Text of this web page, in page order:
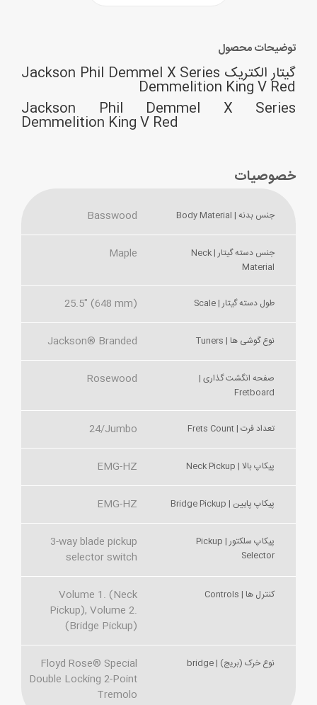
توضیحات محصول
گیتار الکتریک Jackson Phil Demmel X Series
Demmelition King V Red
Jackson Phil Demmel X Series
Demmelition King V Red
خصوصیات
جنس بدنه | Body Material Basswood
جنس دسته گیتار | Neck
Material
Maple
طول دسته گیتار | Scale 25.5" (648 mm)
نوع گوشی ها | Tuners Jackson® Branded
صفحه انگشت گذاری |
Fretboard
Rosewood
تعداد فرت | Frets Count 24/Jumbo
پیکاپ بالا | Neck Pickup EMG-HZ
پیکاپ پایین | Bridge Pickup EMG-HZ
پیکاپ سلکتور | Pickup
Selector
3-way blade pickup
selector switch
کنترل ها | Controls
Volume 1. (Neck
Pickup), Volume 2.
(Bridge Pickup)
نوع خرک (بریج) | bridge
Floyd Rose® Special
Double Locking 2-Point
Tremolo